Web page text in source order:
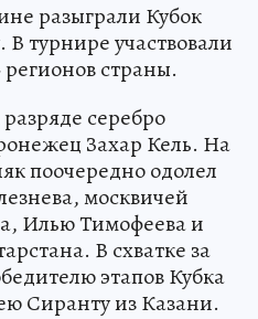
разыграли Кубок
турнире участвовали
регионов страны.
серебро
Захар Кель. На
поочередно одолел
москвичей
Илью Тимофеева и
В схватке за
этапов Кубка
Сиранту из Казани.